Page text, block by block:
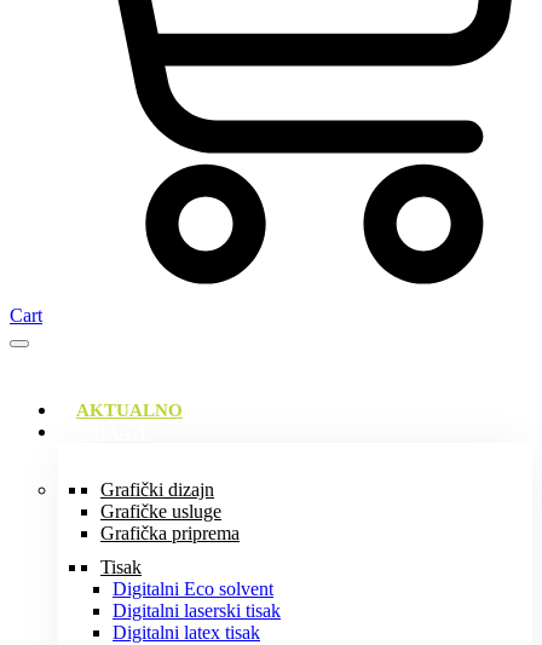
Cart
AKTUALNO
Grafički dizajn
Grafičke usluge
Grafička priprema
Tisak
Digitalni Eco solvent
Digitalni laserski tisak
Digitalni latex tisak